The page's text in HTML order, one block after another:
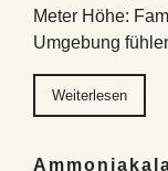
Meter Höhe:
Umgebung
Weiterlesen